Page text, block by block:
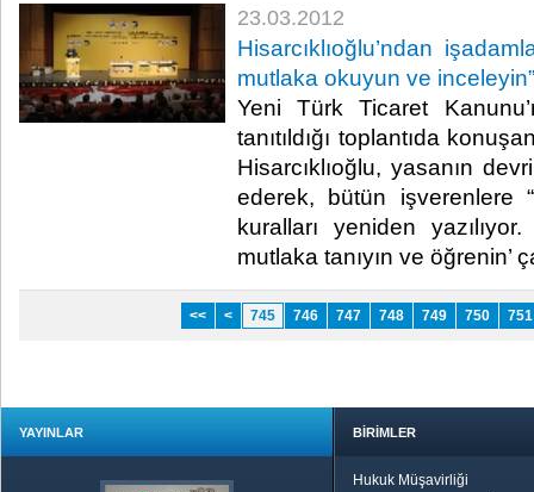
23.03.2012
Hisarcıklıoğlu’ndan
mutlaka okuyun ve inceleyin”
Yeni Türk Ticaret
tanıtıldığı toplantıda
Hisarcıklıoğlu, yasanın
ederek, bütün işverenlere
kuralları yeniden
mutlaka tanıyın ve öğrenin’
<< < 745 746 747 748 749 750 751
YAYINLAR BİRİMLER
Hukuk Müşavirliği